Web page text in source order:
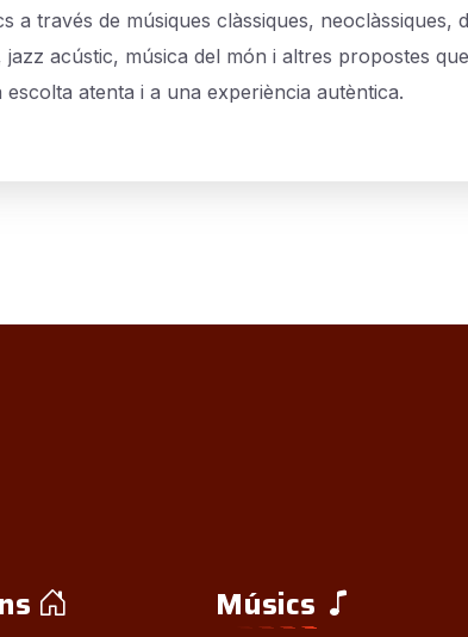
a través de músiques clàssiques, neoclàssiques,
acústic, música del món i altres propostes
atenta i a una experiència autèntica.
Músics